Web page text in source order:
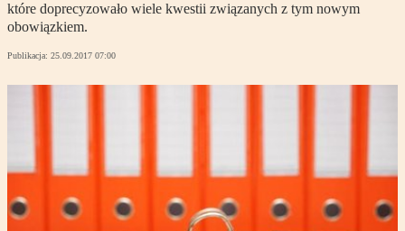
które doprecyzowało wiele kwestii związanych z tym nowym
obowiązkiem.
Publikacja: 25.09.2017 07:00